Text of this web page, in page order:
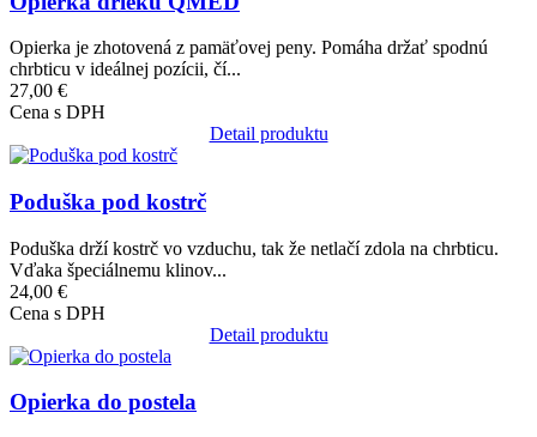
Opierka je zhotovená z pamäťovej peny. Pomáha držať spodnú
chrbticu v ideálnej pozícii, čí...
27,00 €
Cena s DPH
Detail produktu
Obrázok
Poduška pod kostrč
Poduška drží kostrč vo vzduchu, tak že netlačí zdola na chrbticu.
Vďaka špeciálnemu klinov...
24,00 €
Cena s DPH
Detail produktu
Obrázok
Opierka do postela